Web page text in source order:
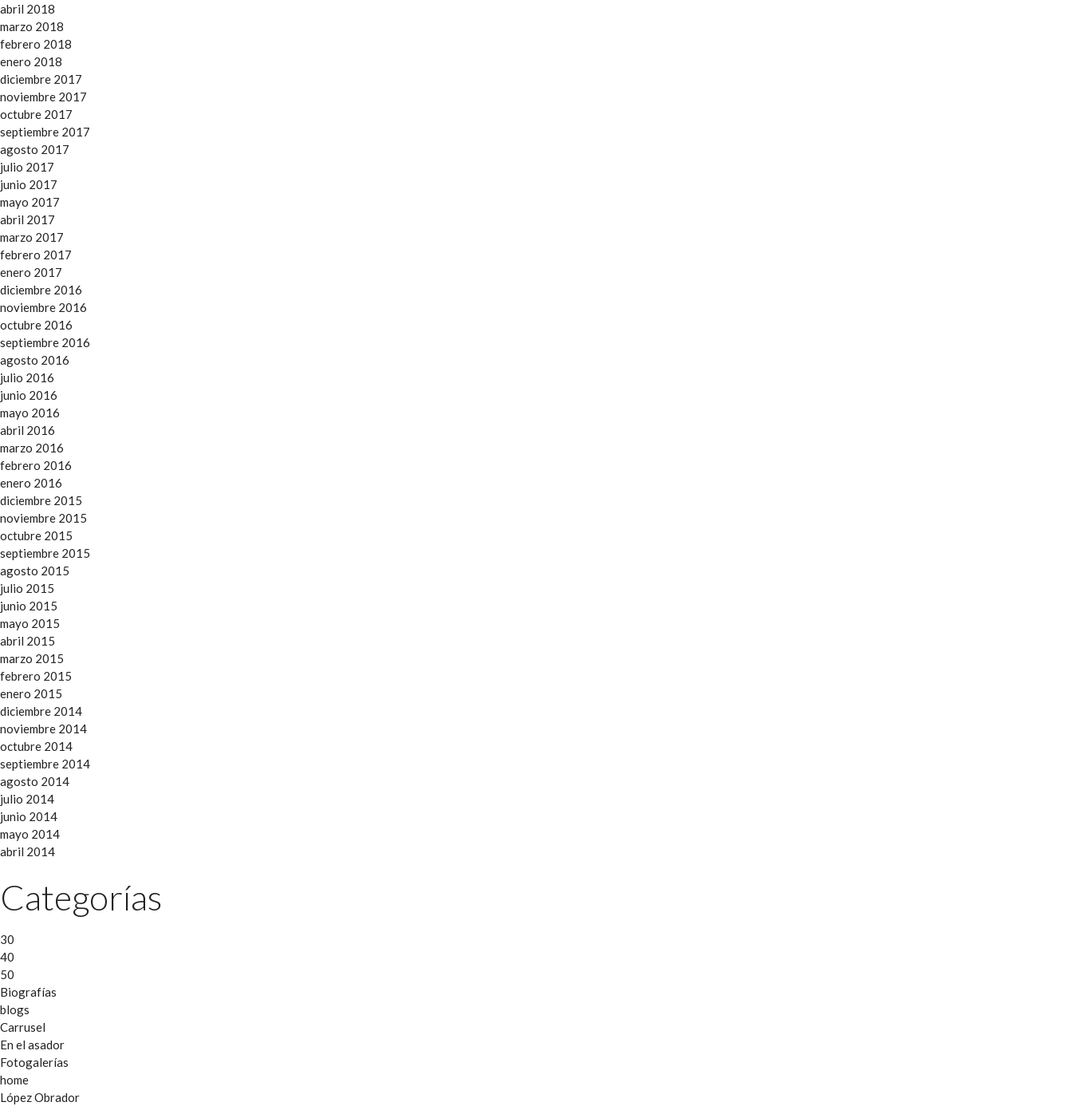
abril 2018
marzo 2018
febrero 2018
enero 2018
diciembre 2017
noviembre 2017
octubre 2017
septiembre 2017
agosto 2017
julio 2017
junio 2017
mayo 2017
abril 2017
marzo 2017
febrero 2017
enero 2017
diciembre 2016
noviembre 2016
octubre 2016
septiembre 2016
agosto 2016
julio 2016
junio 2016
mayo 2016
abril 2016
marzo 2016
febrero 2016
enero 2016
diciembre 2015
noviembre 2015
octubre 2015
septiembre 2015
agosto 2015
julio 2015
junio 2015
mayo 2015
abril 2015
marzo 2015
febrero 2015
enero 2015
diciembre 2014
noviembre 2014
octubre 2014
septiembre 2014
agosto 2014
julio 2014
junio 2014
mayo 2014
abril 2014
Categorías
30
40
50
Biografías
blogs
Carrusel
En el asador
Fotogalerías
home
López Obrador